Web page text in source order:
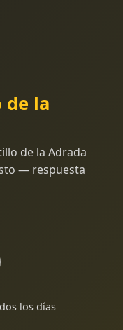
de la
de la Adrada
— respuesta
los días